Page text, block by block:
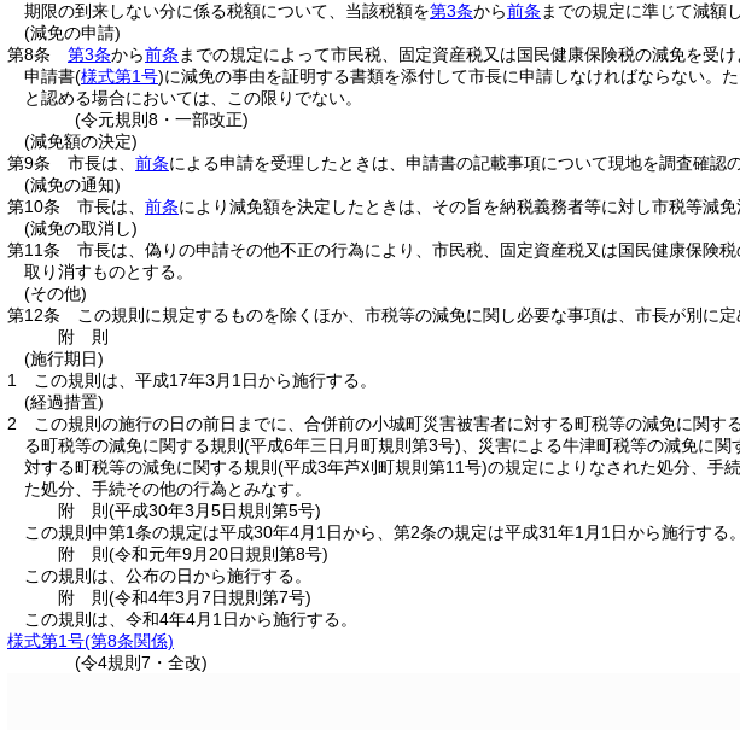
期限の到来しない分に係る税額について、当該税額を第3条から前条 までの規定に準じて減額
(減免の申請)
第8条
第3条から前条 までの規定によって市民税、固定資産税又は国民健康保険税の減免を受
申請書(様式第1号)に減免の事由を証明する書類を添付して市長に申請しなければならない。
と認める場合においては、この限りでない。
(令元規則8・一部改正)
(減免額の決定)
第9条
市長は、 前条による申請を受理したときは、申請書の記載事項について現地を調査確認
(減免の通知)
第10条
市長は、 前条により減免額を決定したときは、その旨を納税義務者等に対し市税等減
(減免の取消し)
第11条
市長は、偽りの申請その他不正の行為により、市民税、固定資産税又は国民健康保険
取り消すものとする。
(その他)
第12条
この規則に規定するものを除くほか、市税等の減免に関し必要な事項は、市長が別に定
附 則
(施行期日)
1
この規則は、平成17年3月1日から施行する。
(経過措置)
2
この規則の施行の日の前日までに、合併前の小城町災害被害者に対する町税等の減免に関す
る町税等の減免に関する規則 (平成6年三日月町規則第3号) 、災害による牛津町税等の減免に関
対する町税等の減免に関する規則 (平成3年芦刈町規則第11号)の規定によりなされた処分、手
た処分、手続その他の行為とみなす。
附 則(平成30年3月5日規則第5号)
この規則中第1条の規定は平成30年4月1日から、第2条の規定は平成31年1月1日から施行する。
附 則(令和元年9月20日規則第8号)
この規則は、公布の日から施行する。
附 則(令和4年3月7日規則第7号)
この規則は、令和4年4月1日から施行する。
様式第1号(第8条関係)
(令4規則7・全改)